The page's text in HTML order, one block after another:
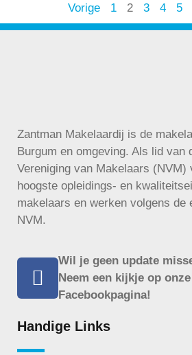
Vorige 1 2 3 4 5
Zantman Makelaardij is de
Burgum en omgeving. Als lid van
Vereniging van Makelaars (NVM)
hoogste opleidings- en
makelaars en werken volgens de
NVM.
Wil je geen update
Neem een kijkje op onze
Facebookpagina!
Handige Links